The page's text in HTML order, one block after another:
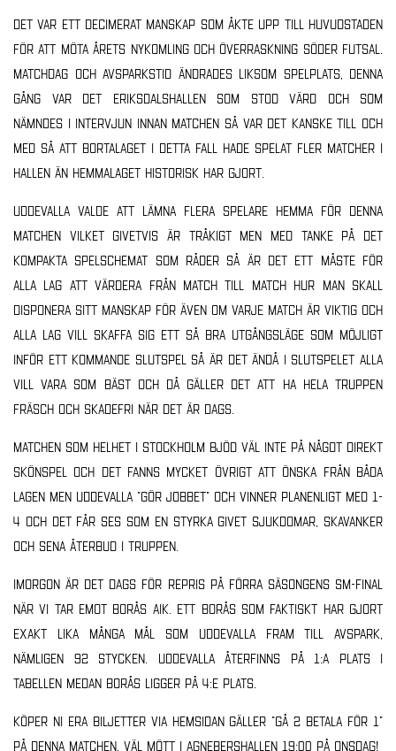
Det var ett decimerat manskap som åkte upp till huvudstaden
för att möta årets nykomling och överraskning Söder Futsal.
Matchdag och avsparkstid ändrades liksom spelplats, denna
gång var det Eriksdalshallen som stod värd och som
nämndes i intervjun innan matchen så var det kanske till och
med så att bortalaget i detta fall hade spelat fler matcher i
hallen än hemmalaget historisk har gjort.
Uddevalla valde att lämna flera spelare hemma för denna
matchen vilket givetvis är tråkigt men med tanke på det
kompakta spelschemat som råder så är det ett måste för
alla lag att värdera från match till match hur man skall
disponera sitt manskap för även om varje match är viktig och
alla lag vill skaffa sig ett så bra utgångsläge som möjligt
inför ett kommande slutspel så är det ändå i slutspelet alla
vill vara som bäst och då gäller det att ha hela truppen
fräsch och skadefri när det är dags.
Matchen som helhet i Stockholm bjöd väl inte på något direkt
skönspel och det fanns mycket övrigt att önska från båda
lagen men Uddevalla ”gör jobbet” och vinner planenligt med 1-
4 och det får ses som en styrka givet sjukdomar, skavanker
och sena återbud i truppen.
Imorgon är det dags för repris på förra säsongens SM-final
när vi tar emot Borås AIK. Ett Borås som faktiskt har gjort
exakt lika många mål som Uddevalla fram till avspark,
nämligen 92 stycken. Uddevalla återfinns på 1:a plats i
tabellen medan Borås ligger på 4:e plats.
Köper ni era biljetter via hemsidan gäller ”gå 2 betala för 1”
på denna matchen, väl mött i Agnebershallen 19:00 på onsdag!